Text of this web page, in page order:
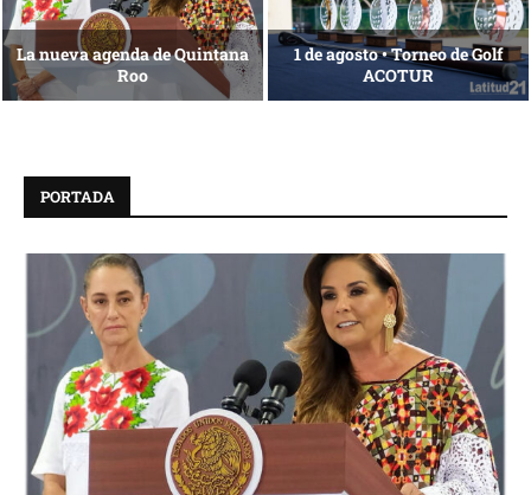
Reconocimiento de viajeros La esencia del servicio
PORTADA